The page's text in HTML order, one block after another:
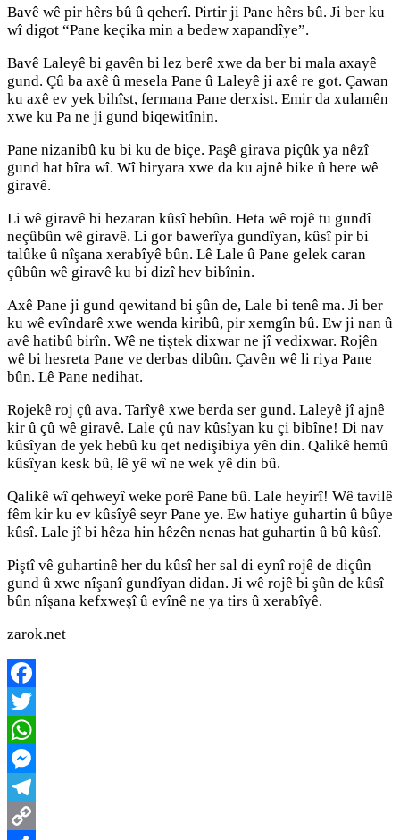
Bavê wê pir hêrs bû û qeherî. Pirtir ji Pane hêrs bû. Ji ber ku
wî digot “Pane keçika min a bedew xapandîye”.
Bavê Laleyê bi gavên bi lez berê xwe da ber bi mala axayê
gund. Çû ba axê û mesela Pane û Laleyê ji axê re got. Çawan
ku axê ev yek bihîst, fermana Pane derxist. Emir da xulamên
xwe ku Pa ne ji gund biqewitînin.
Pane nizanibû ku bi ku de biçe. Paşê girava piçûk ya nêzî
gund hat bîra wî. Wî biryara xwe da ku ajnê bike û here wê
giravê.
Li wê giravê bi hezaran kûsî hebûn. Heta wê rojê tu gundî
neçûbûn wê giravê. Li gor bawerîya gundîyan, kûsî pir bi
talûke û nîşana xerabîyê bûn. Lê Lale û Pane gelek caran
çûbûn wê giravê ku bi dizî hev bibînin.
Axê Pane ji gund qewitand bi şûn de, Lale bi tenê ma. Ji ber
ku wê evîndarê xwe wenda kiribû, pir xemgîn bû. Ew ji nan û
avê hatibû birîn. Wê ne tiştek dixwar ne jî vedixwar. Rojên
wê bi hesreta Pane ve derbas dibûn. Çavên wê li riya Pane
bûn. Lê Pane nedihat.
Rojekê roj çû ava. Tarîyê xwe berda ser gund. Laleyê jî ajnê
kir û çû wê giravê. Lale çû nav kûsîyan ku çi bibîne! Di nav
kûsîyan de yek hebû ku qet nedişibiya yên din. Qalikê hemû
kûsîyan kesk bû, lê yê wî ne wek yê din bû.
Qalikê wî qehweyî weke porê Pane bû. Lale heyirî! Wê tavilê
fêm kir ku ev kûsîyê seyr Pane ye. Ew hatiye guhartin û bûye
kûsî. Lale jî bi hêza hin hêzên nenas hat guhartin û bû kûsî.
Piştî vê guhartinê her du kûsî her sal di eynî rojê de diçûn
gund û xwe nîşanî gundîyan didan. Ji wê rojê bi şûn de kûsî
bûn nîşana kefxweşî û evînê ne ya tirs û xerabîyê.
zarok.net
Facebook
Twitter
WhatsApp
Messenger
Telegram